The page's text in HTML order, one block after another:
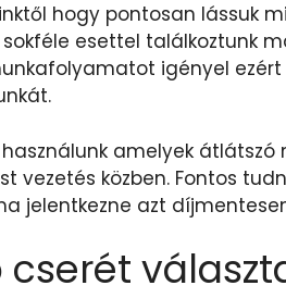
hogy pontosan lássuk
esettel találkoztunk
igényel
amelyek
vezetés közben. Fontos
jelentkezne azt